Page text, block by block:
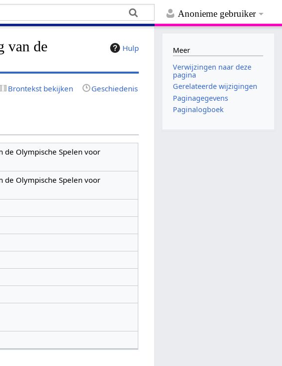
Anonieme gebruiker
Hulp
van de
Brontekst bekijken Geschiedenis
de Olympische Spelen voor
de Olympische Spelen voor
Meer
Verwijzingen naar deze
pagina
Gerelateerde wijzigingen
Paginagegevens
Paginalogboek